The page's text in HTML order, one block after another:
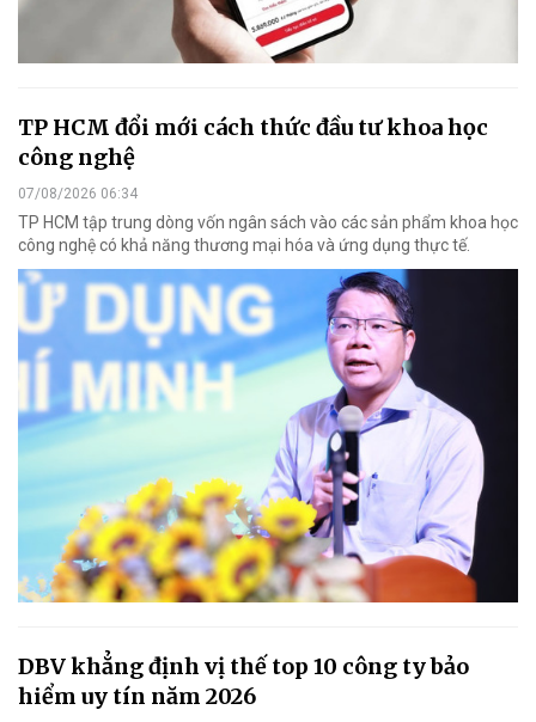
TP HCM đổi mới cách thức đầu tư khoa học
công nghệ
07/08/2026 06:34
TP HCM tập trung dòng vốn ngân sách vào các sản phẩm khoa học
công nghệ có khả năng thương mại hóa và ứng dụng thực tế.
DBV khẳng định vị thế top 10 công ty bảo
hiểm uy tín năm 2026